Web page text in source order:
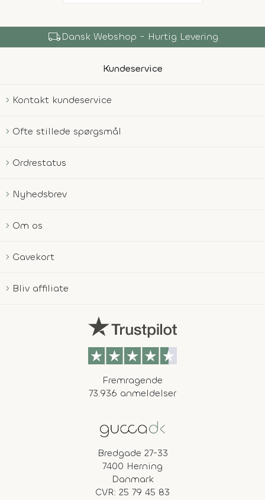
local_shippingDansk Webshop - Hurtig Levering
Kundeservice
Kontakt kundeservice
Ofte stillede spørgsmål
Ordrestatus
Nyhedsbrev
Om os
Gavekort
Bliv affiliate
Fremragende
73.936 anmeldelser
Bredgade 27-33
7400 Herning
Danmark
CVR: 25 79 45 83